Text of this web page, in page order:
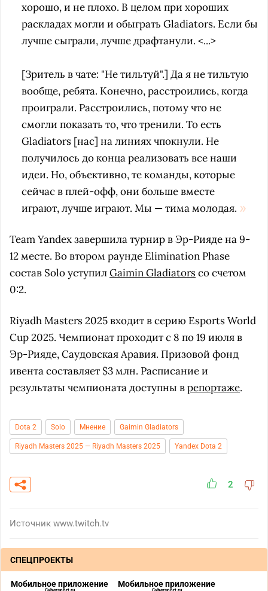
хорошо, и не плохо. В целом при хороших
раскладах могли и обыграть Gladiators. Если бы
лучше сыграли, лучше драфтанули. <...>
[Зритель в чате: "Не тильтуй".] Да я не тильтую
вообще, ребята. Конечно, расстроились, когда
проиграли. Расстроились, потому что не
смогли показать то, что тренили. То есть
Gladiators [нас] на линиях чпокнули. Не
получилось до конца реализовать все наши
идеи. Но, объективно, те команды, которые
сейчас в плей-офф, они больше вместе
играют, лучше играют. Мы — тима молодая.
Team Yandex завершила турнир в Эр-Рияде на 9-
12 месте. Во втором раунде Elimination Phase
состав Solo уступилGaimin Gladiatorsсо счетом
0:2.
Riyadh Masters 2025 входит в серию Esports World
Cup 2025. Чемпионат проходит с 8 по 19 июля в
Эр-Рияде, Саудовская Аравия. Призовой фонд
ивента составляет $3 млн. Расписание и
результаты чемпионата доступны врепортаже.
Dota 2 Solo Мнение Gaimin Gladiators
Riyadh Masters 2025 — Riyadh Masters 2025 Yandex Dota 2
2
Источник www.twitch.tv
СПЕЦПРОЕКТЫ
Мобильное приложение Мобильное приложение